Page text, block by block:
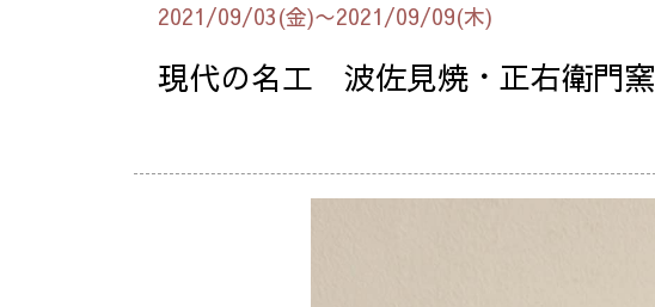
2021/09/03(金)〜2021/09/09(木)
現代の名工 波佐見焼・正右衛門